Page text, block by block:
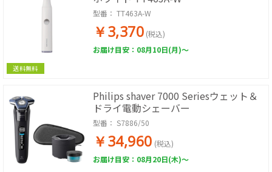
送料無料
型番： TT463A-W
￥3,370 (税込)
お届け目安：08月10日(月)～
Philips shaver 7000 Seriesウェット＆
ドライ電動シェーバー
型番： S7886/50
￥34,960 (税込)
お届け目安：08月20日(木)～